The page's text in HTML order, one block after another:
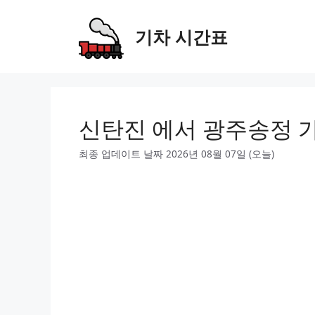
기차 시간표
신탄진 에서 광주송정
최종 업데이트 날짜 2026년 08월 07일 (오늘)